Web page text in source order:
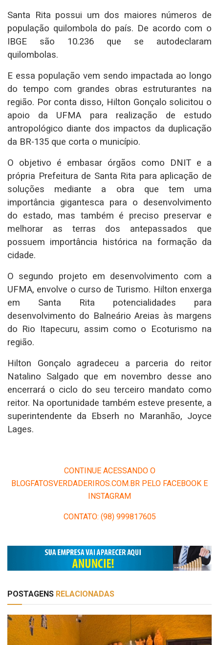
Santa Rita possui um dos maiores números de
população quilombola do país. De acordo com o
IBGE são 10.236 que se autodeclaram
quilombolas.
E essa população vem sendo impactada ao longo
do tempo com grandes obras estruturantes na
região. Por conta disso, Hilton Gonçalo solicitou o
apoio da UFMA para realização de estudo
antropológico diante dos impactos da duplicação
da BR-135 que corta o município.
O objetivo é embasar órgãos como DNIT e a
própria Prefeitura de Santa Rita para aplicação de
soluções mediante a obra que tem uma
importância gigantesca para o desenvolvimento
do estado, mas também é preciso preservar e
melhorar as terras dos antepassados que
possuem importância histórica na formação da
cidade.
O segundo projeto em desenvolvimento com a
UFMA, envolve o curso de Turismo. Hilton enxerga
em Santa Rita potencialidades para
desenvolvimento do Balneário Areias às margens
do Rio Itapecuru, assim como o Ecoturismo na
região.
Hilton Gonçalo agradeceu a parceria do reitor
Natalino Salgado que em novembro desse ano
encerrará o ciclo do seu terceiro mandato como
reitor. Na oportunidade também esteve presente, a
superintendente da Ebserh no Maranhão, Joyce
Lages.
CONTINUE ACESSANDO O
BLOGFATOSVERDADERIROS.COM.BR PELO FACEBOOK E
INSTAGRAM
CONTATO: (98) 999817605
POSTAGENS RELACIONADAS